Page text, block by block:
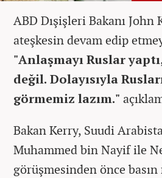
ABD Dışişleri Bakanı John
ateşkesin devam edip
"Anlaşmayı Ruslar
değil. Dolayısıyla
görmemiz lazım."
Bakan Kerry, Suudi
Muhammed bin Nayif ile
görüşmesinden önce